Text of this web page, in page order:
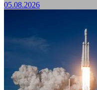
05.08.2026